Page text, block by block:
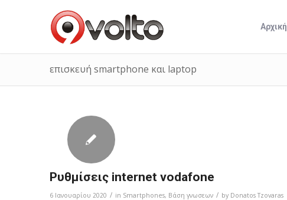
Αρχική
επισκευή smartphone και laptop
Ρυθμίσεις internet vodafone
6 Ιανουαρίου 2020 / in Smartphones, Bάση γνωσεων / by Donatos Tzovaras